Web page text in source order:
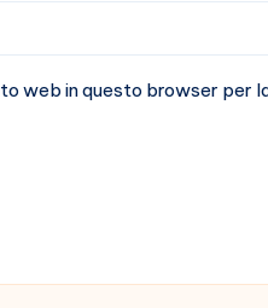
web in questo browser per